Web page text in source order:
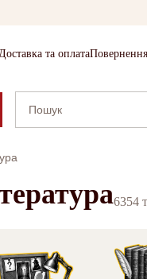
Доставка та оплата
6354